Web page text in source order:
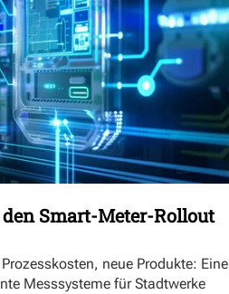
Smart-Meter-Rollout
neue Produkte: Eine
Messsysteme für Stadtwerke